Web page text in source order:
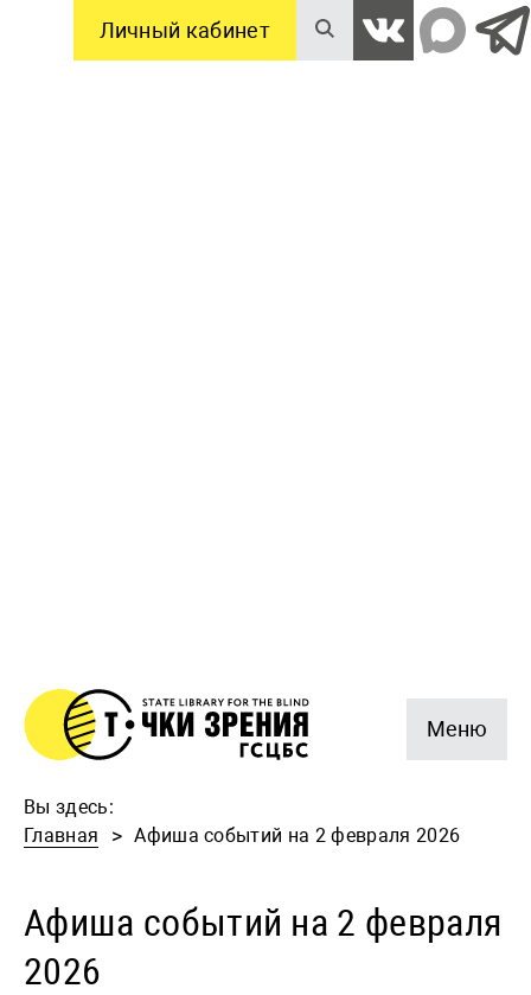
Меню
Личный кабинет
Вы здесь:
Главная
Афиша событий на 2 февраля 2026
Афиша событий на 2 февраля
2026